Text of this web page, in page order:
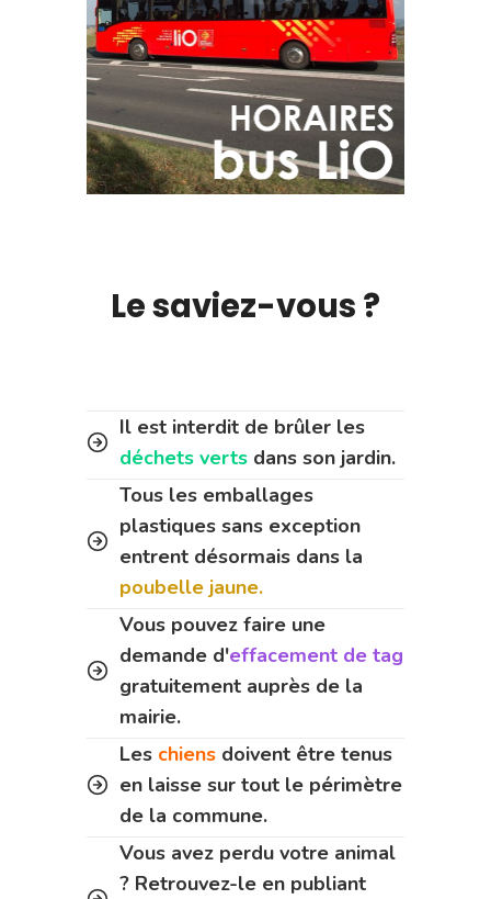
Le saviez-vous ?
Il est interdit de brûler les
déchets verts dans son jardin.
Tous les emballages
plastiques sans exception
entrent désormais dans la
poubelle jaune.
Vous pouvez faire une
demande d'effacement de tag
gratuitement auprès de la
mairie.
Les chiens doivent être tenus
en laisse sur tout le périmètre
de la commune.
Vous avez perdu votre animal
? Retrouvez-le en publiant